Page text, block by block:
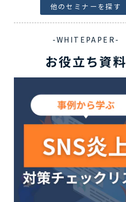
他のセミナーを探す
-WHITEPAPER-
お役立ち資料